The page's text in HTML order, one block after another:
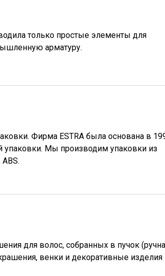
только простые элементы для
арматуру.
Фирма ESTRA была основана в
упаковки. Мы производим упаковки из
для волос, собранных в пучок
венки и декоративные изделия